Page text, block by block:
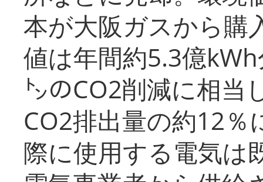
本が大阪ガスから購
値は年間約5.3億
㌧のCO2削減に相当
CO2排出量の約12％
際に使用する電気は